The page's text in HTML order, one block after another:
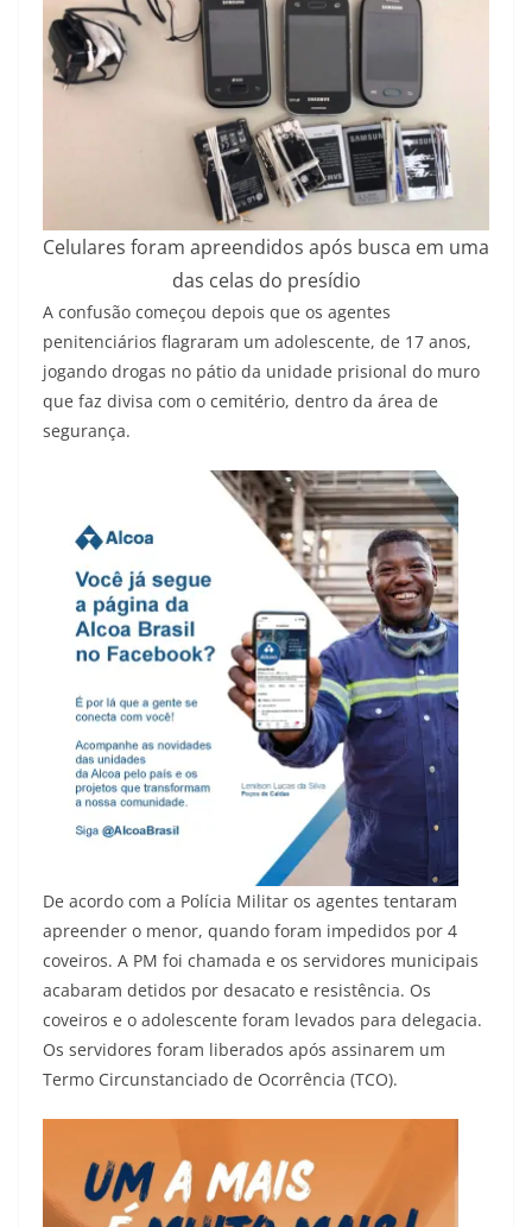
Celulares foram apreendidos após busca em uma
das celas do presídio
A confusão começou depois que os agentes
penitenciários flagraram um adolescente, de 17 anos,
jogando drogas no pátio da unidade prisional do muro
que faz divisa com o cemitério, dentro da área de
segurança.
De acordo com a Polícia Militar os agentes tentaram
apreender o menor, quando foram impedidos por 4
coveiros. A PM foi chamada e os servidores municipais
acabaram detidos por desacato e resistência. Os
coveiros e o adolescente foram levados para delegacia.
Os servidores foram liberados após assinarem um
Termo Circunstanciado de Ocorrência (TCO).